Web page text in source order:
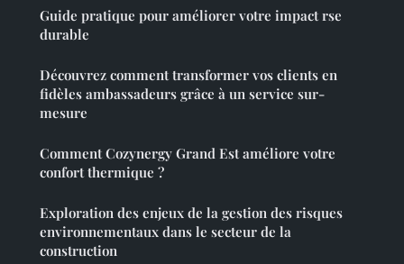
Guide pratique pour améliorer votre impact rse
durable
Découvrez comment transformer vos clients en
fidèles ambassadeurs grâce à un service sur-
mesure
Comment Cozynergy Grand Est améliore votre
confort thermique ?
Exploration des enjeux de la gestion des risques
environnementaux dans le secteur de la
construction